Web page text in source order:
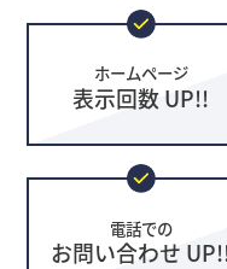
ホームページ
表示回数 UP!!
電話での
お問い合わせ